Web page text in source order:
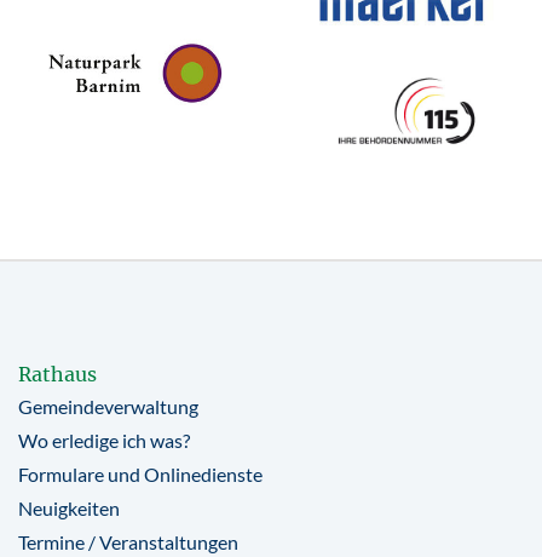
Rathaus
Gemeindeverwaltung
Wo erledige ich was?
Formulare und Onlinedienste
Neuigkeiten
Termine / Veranstaltungen